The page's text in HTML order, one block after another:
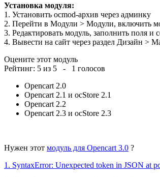
Установка модуля:
1. Установить ocmod-архив через админку
2. Перейти в Модули > Модули, включить
3. Редактировать модуль, заполнить поля и
4. Вывести на сайт через раздел Дизайн >
Оцените этот модуль
Рейтинг: 5 из 5 - 1 голосов
Opencart 2.0
Opencart 2.1 и ocStore 2.1
Opencart 2.2
Opencart 2.3 и ocStore 2.3
Нужен этот модуль для Opencart 3.0 ?
1. SyntaxError: Unexpected token in JSON at